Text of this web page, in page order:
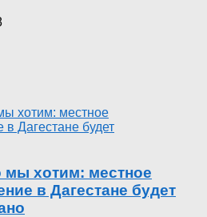
мы хотим: местное
в Дагестане будет